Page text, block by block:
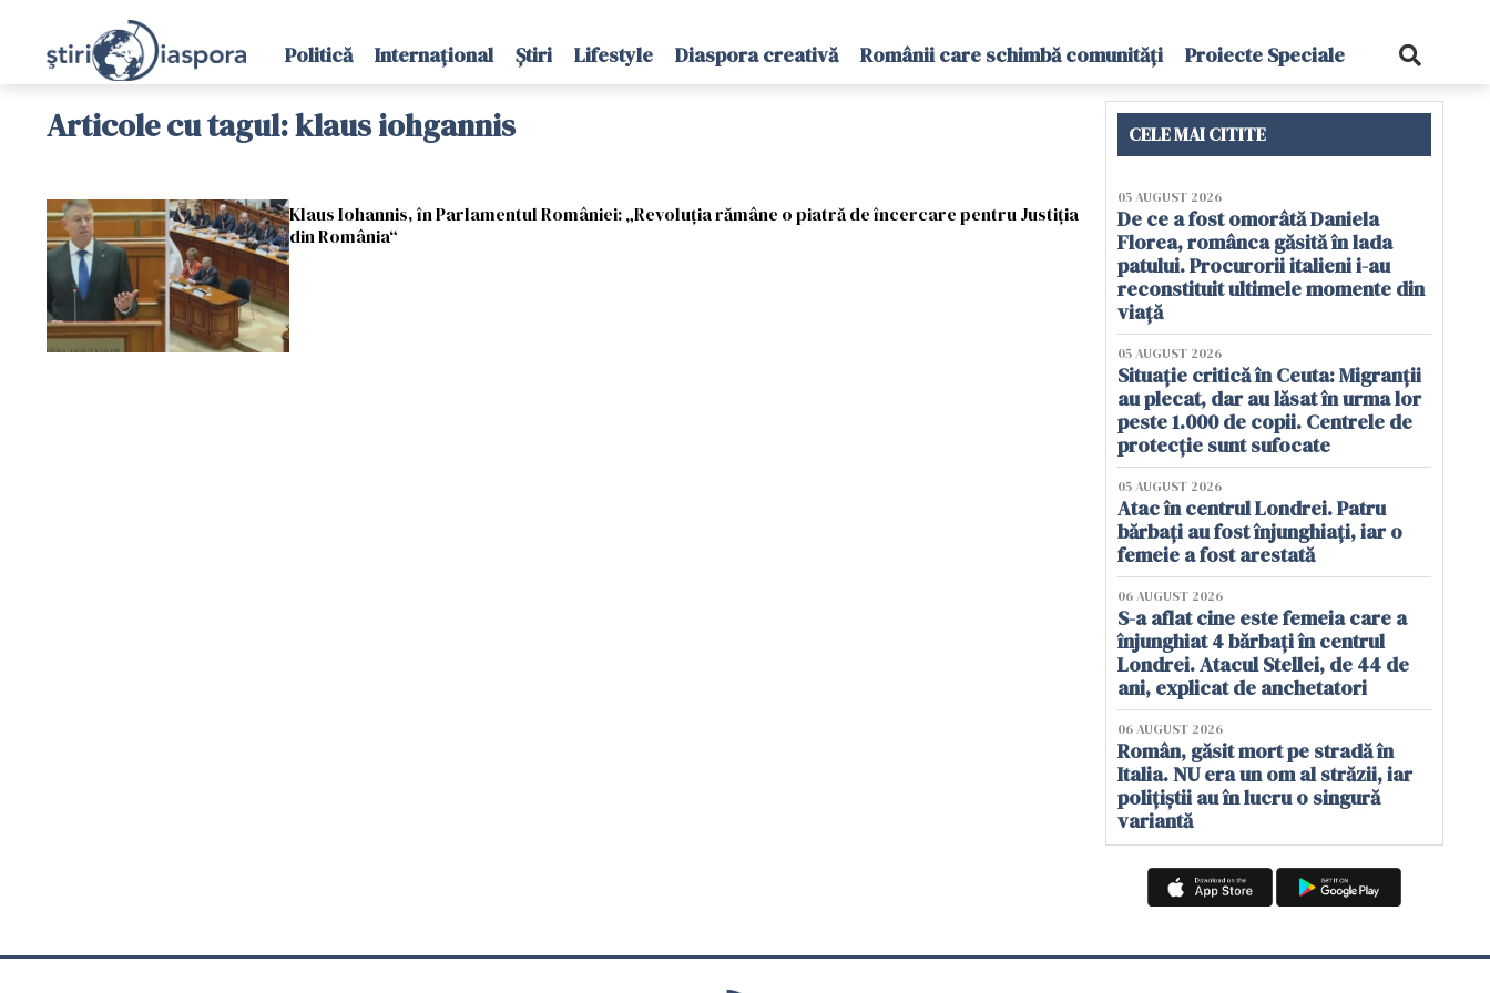
Politică Internațional Știri Lifestyle Diaspora creativă Românii care schimbă comunități Proiecte Speciale
Articole cu tagul: klaus iohgannis
Klaus Iohannis, în Parlamentul României: „Revoluția rămâne o piatră de încercare pentru Justiția
din România“
CELE MAI CITITE
05 AUGUST 2026
De ce a fost omorâtă Daniela
Florea, românca găsită în lada
patului. Procurorii italieni i-au
reconstituit ultimele momente din
viață
05 AUGUST 2026
Situație critică în Ceuta: Migranții
au plecat, dar au lăsat în urma lor
peste 1.000 de copii. Centrele de
protecție sunt sufocate
05 AUGUST 2026
Atac în centrul Londrei. Patru
bărbați au fost înjunghiați, iar o
femeie a fost arestată
06 AUGUST 2026
S-a aflat cine este femeia care a
înjunghiat 4 bărbați în centrul
Londrei. Atacul Stellei, de 44 de
ani, explicat de anchetatori
06 AUGUST 2026
Român, găsit mort pe stradă în
Italia. NU era un om al străzii, iar
polițiștii au în lucru o singură
variantă